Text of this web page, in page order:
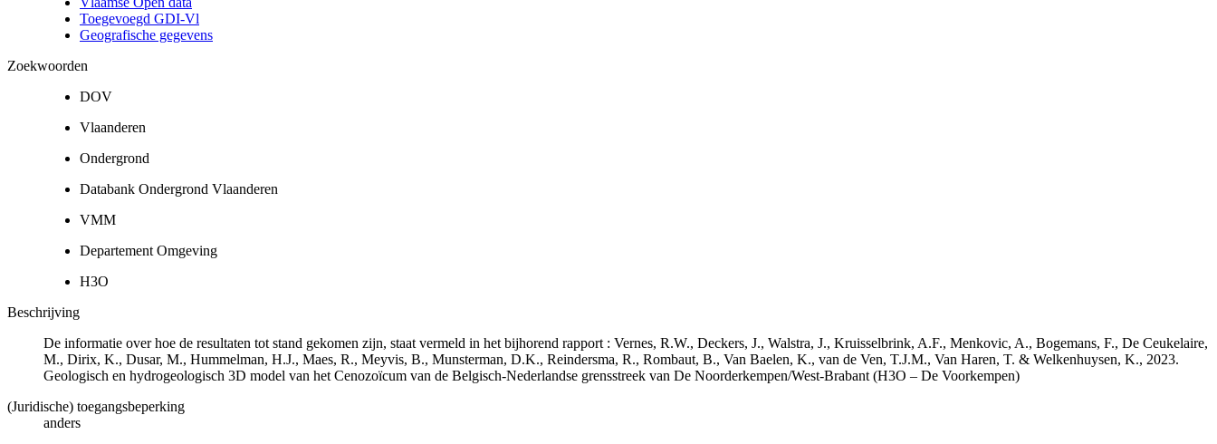
Toegevoegd GDI-Vl
Geografische gegevens
Zoekwoorden
DOV
Vlaanderen
Ondergrond
Databank Ondergrond Vlaanderen
VMM
Departement Omgeving
H3O
Beschrijving
De informatie over hoe de resultaten tot stand gekomen zijn, staat vermeld in het bijhorend rapport : Vernes, R.W., Deckers, J., Walstra, J., Kruisselbrink, A.F., Menkovic, A., Bogemans, F., De Ceukelaire,
M., Dirix, K., Dusar, M., Hummelman, H.J., Maes, R., Meyvis, B., Munsterman, D.K., Reindersma, R., Rombaut, B., Van Baelen, K., van de Ven, T.J.M., Van Haren, T. & Welkenhuysen, K., 2023.
Geologisch en hydrogeologisch 3D model van het Cenozoïcum van de Belgisch-Nederlandse grensstreek van De Noorderkempen/West-Brabant (H3O – De Voorkempen)
(Juridische) toegangsbeperking
anders